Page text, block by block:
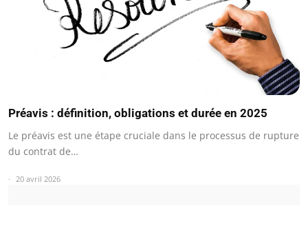
Préavis : définition, obligations et durée en 2025
Le préavis est une étape cruciale dans le processus de rupture
du contrat de…
20 avril 2026